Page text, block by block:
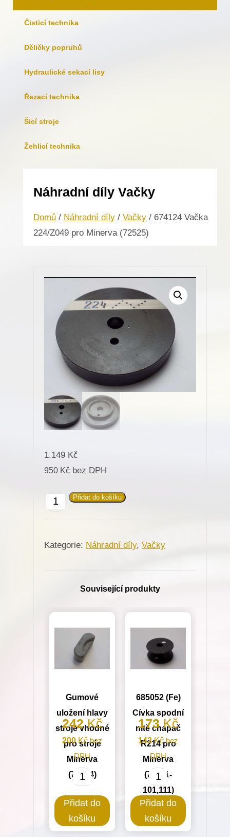
Čisticí technika
Děličky popruhů
Hydraulické sekací lisy
Řezací technika
Šicí stroje
Žehlicí technika
Náhradní díly Vačky
Domů / Náhradní díly / Vačky / 674124 Vačka
224/Z049 pro Minerva (72525)
1.149 Kč
950 Kč bez DPH
674124
pro
množství
Přidat do košíku
Kategorie: Náhradní díly, Vačky
Související produkty
Gumové
uložení hlavy
stroje vhodné
pro stroje
Minerva
(72524)
242Kč
200 Kčbez
DPH
Gumové
hlavy
stroje
Přidat do
košíku
685052 (Fe)
Cívka spodní
nitě chapač
R214 pro
Minerva
(72711-
101,111)
173Kč
143Kčbez
DPH
685052
(Fe)
Cívka
spodní
Přidat do
košíku